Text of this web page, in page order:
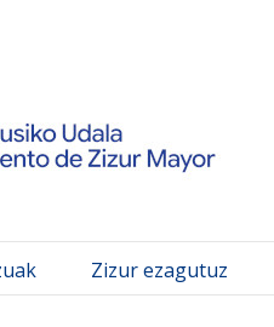
Zizur ezagutuz